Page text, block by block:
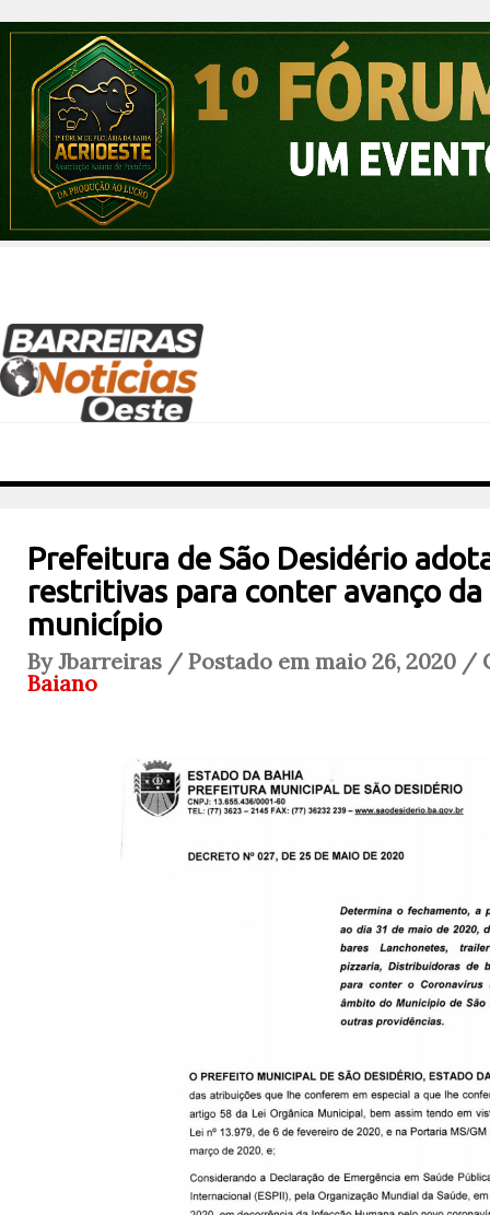
Prefeitura de São Desidério
restritivas para conter avanço da
município
By Jbarreiras / Postado em maio 26, 2020 /
Baiano